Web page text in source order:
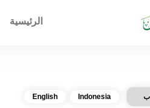
الرئيسية
Indonesia
English